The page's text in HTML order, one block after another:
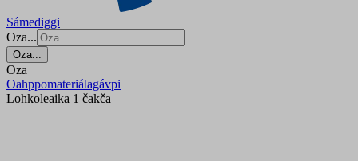
Sámediggi
Oza...
Oza...
Oza
Oahppomateriálagávpi
Lohkoleaika 1 čakča